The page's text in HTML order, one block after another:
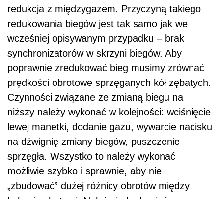
redukcja z międzygazem. Przyczyną takiego
redukowania biegów jest tak samo jak we
wcześniej opisywanym przypadku – brak
synchronizatorów w skrzyni biegów. Aby
poprawnie zredukować bieg musimy zrównać
prędkości obrotowe sprzęganych kół zębatych.
Czynności związane ze zmianą biegu na
niższy należy wykonać w kolejności: wciśnięcie
lewej manetki, dodanie gazu, wywarcie nacisku
na dźwignię zmiany biegów, puszczenie
sprzęgła. Wszystko to należy wykonać
możliwie szybko i sprawnie, aby nie
„zbudować” dużej różnicy obrotów między